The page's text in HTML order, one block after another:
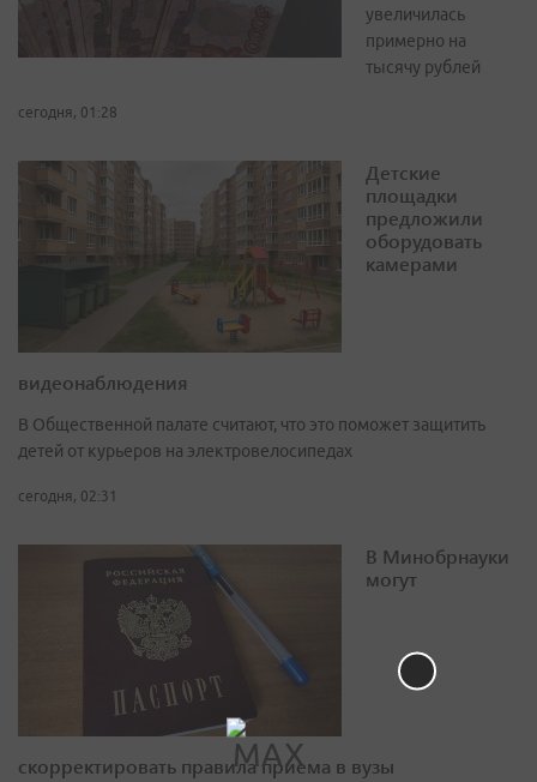
увеличилась
примерно на
тысячу рублей
сегодня, 01:28
Детские
площадки
предложили
оборудовать
камерами
видеонаблюдения
В Общественной палате считают, что это поможет защитить
детей от курьеров на электровелосипедах
сегодня, 02:31
В Минобрнауки
могут
скорректировать правила приема в вузы